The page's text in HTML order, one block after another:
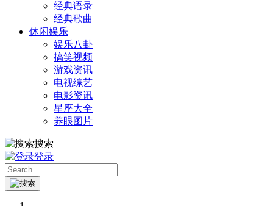
经典语录
经典歌曲
休闲娱乐
娱乐八卦
搞笑视频
游戏资讯
电视综艺
电影资讯
星座大全
养眼图片
搜索
登录